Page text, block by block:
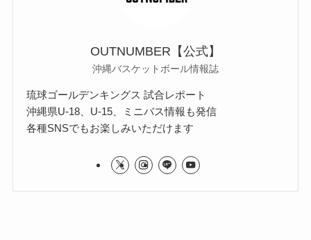
OUTNUMBER【公式】
沖縄バスケットボール情報誌
琉球ゴールデンキングス 試合レポート
沖縄県U-18、U-15、ミニバス情報も発信
各種SNSでもお楽しみいただけます